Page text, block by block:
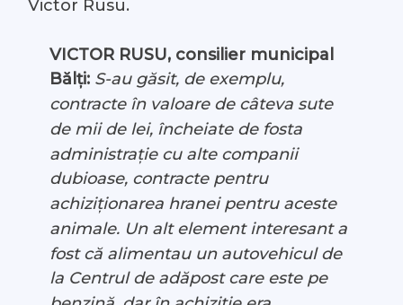
Victor Rusu.
VICTOR RUSU, consilier municipal
Bălți: S-au găsit, de exemplu,
contracte în valoare de câteva sute
de mii de lei, încheiate de fosta
administrație cu alte companii
dubioase, contracte pentru
achiziționarea hranei pentru aceste
animale. Un alt element interesant a
fost că alimentau un autovehicul de
la Centrul de adăpost care este pe